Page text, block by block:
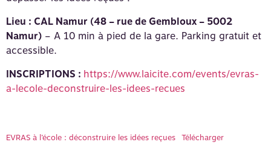
Lieu : CAL Namur (48 – rue de Gembloux – 5002
Namur) – A 10 min à pied de la gare. Parking gratuit et
accessible.
INSCRIPTIONS : https://www.laicite.com/events/evras-
a-lecole-deconstruire-les-idees-recues
EVRAS à l’école : déconstruire les idées reçues Télécharger